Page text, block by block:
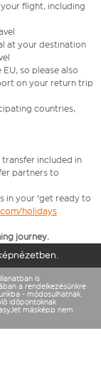
flight, including
at your destination
so please also
on your return trip
countries,
transfer included in
partners to
in your 'get ready to
holidays
journey.
is
a rendelkezésünkre
- módosulhatnak.
időpontoknak
másképp nem